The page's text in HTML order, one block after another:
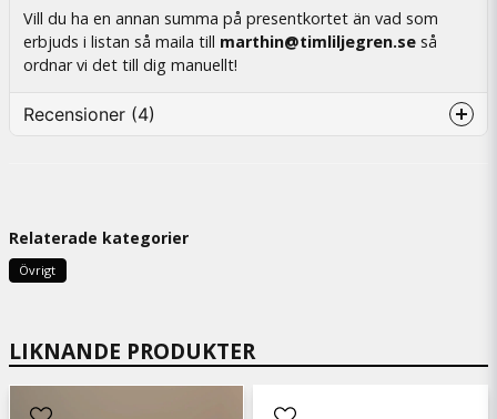
Vill du ha en annan summa på presentkortet än vad som
erbjuds i listan så maila till marthin@timliljegren.se så
ordnar vi det till dig manuellt!
Recensioner (4)
Ebba
9 måneder siden
1 år siden
LIKNANDE PRODUKTER
Relaterade kategorier
Övrigt